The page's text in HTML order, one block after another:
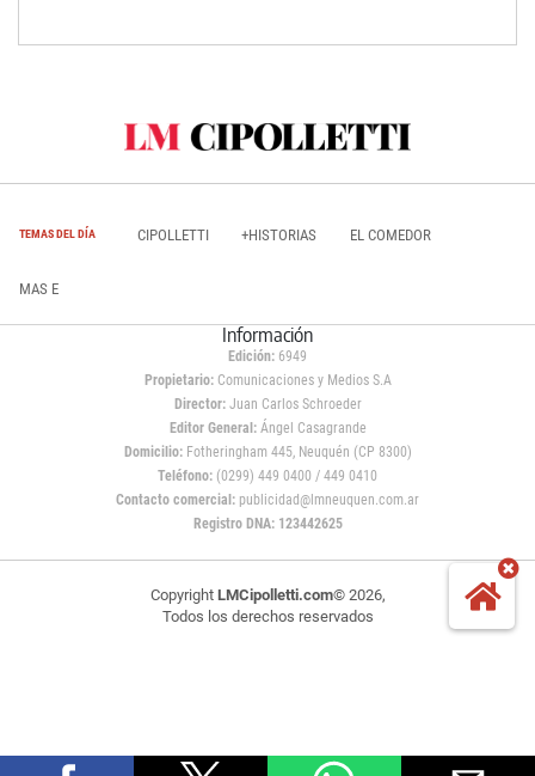
TEMAS DEL DÍA CIPOLLETTI +HISTORIAS EL COMEDOR
MAS E
Información
Edición: 6949
Propietario:Comunicaciones y Medios S.A
Director: Juan Carlos Schroeder
Editor General:Ángel Casagrande
Domicilio:Fotheringham 445, Neuquén (CP 8300)
Teléfono: (0299) 449 0400 / 449 0410
Contacto comercial: publicidad@lmneuquen.com.ar
Registro DNA: 123442625
Copyright LMCipolletti.com© 2026,
Todos los derechos reservados